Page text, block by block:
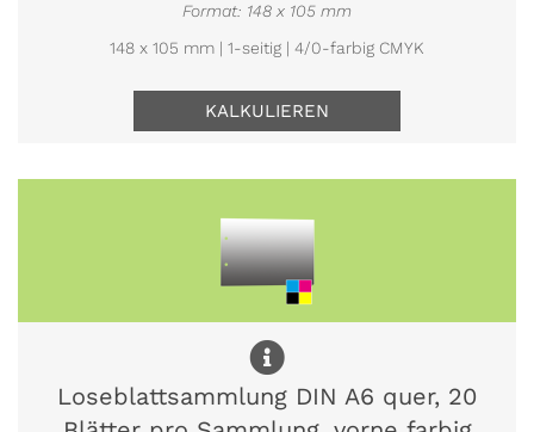
Format: 148 x 105 mm
148 x 105 mm | 1-seitig | 4/0-farbig CMYK
KALKULIEREN
Loseblattsammlung DIN A6 quer, 20